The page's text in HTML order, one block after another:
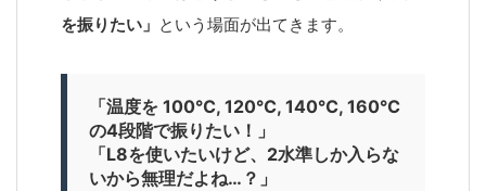
を振りたい」 という場面が出てきます。
「温度を 100℃, 120℃, 140℃, 160℃
の4段階で振りたい！」
「L8を使いたいけど、2水準しか入らな
いから無理だよね…？」